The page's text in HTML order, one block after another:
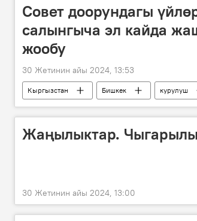
Совет доорундагы
салынгыча эл кайда
жообу
30 Жетинин айы 2024, 13:53
Кыргызстан Бишкек курулуш
Жаңылыктар.
30 Жетинин айы 2024, 13:00